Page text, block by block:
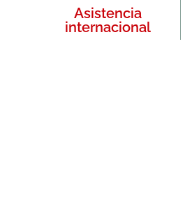
Asistencia
internacional